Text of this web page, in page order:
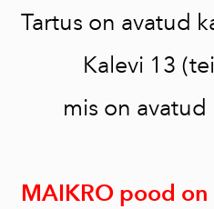
Tartus on avatud
Kalevi 13
mis on avatud
MAIKRO pood